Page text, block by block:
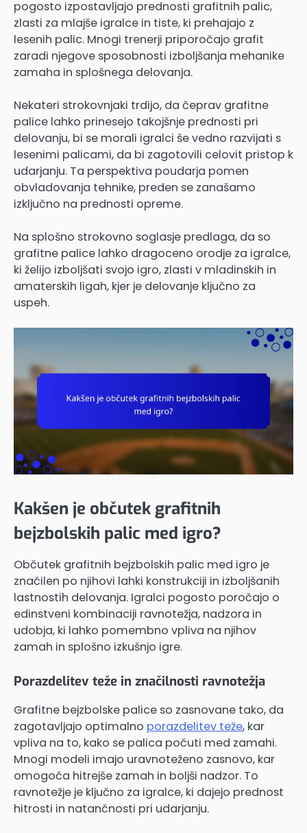
pogosto izpostavljajo prednosti grafitnih palic,
zlasti za mlajše igralce in tiste, ki prehajajo z
lesenih palic. Mnogi trenerji priporočajo grafit
zaradi njegove sposobnosti izboljšanja mehanike
zamaha in splošnega delovanja.
Nekateri strokovnjaki trdijo, da čeprav grafitne
palice lahko prinesejo takojšnje prednosti pri
delovanju, bi se morali igralci še vedno razvijati s
lesenimi palicami, da bi zagotovili celovit pristop k
udarjanju. Ta perspektiva poudarja pomen
obvladovanja tehnike, preden se zanašamo
izključno na prednosti opreme.
Na splošno strokovno soglasje predlaga, da so
grafitne palice lahko dragoceno orodje za igralce,
ki želijo izboljšati svojo igro, zlasti v mladinskih in
amaterskih ligah, kjer je delovanje ključno za
uspeh.
Kakšen je občutek grafitnih
bejzbolskih palic med igro?
Občutek grafitnih bejzbolskih palic med igro je
značilen po njihovi lahki konstrukciji in izboljšanih
lastnostih delovanja. Igralci pogosto poročajo o
edinstveni kombinaciji ravnotežja, nadzora in
udobja, ki lahko pomembno vpliva na njihov
zamah in splošno izkušnjo igre.
Porazdelitev teže in značilnosti ravnotežja
Grafitne bejzbolske palice so zasnovane tako, da
zagotavljajo optimalno porazdelitev teže, kar
vpliva na to, kako se palica počuti med zamahi.
Mnogi modeli imajo uravnoteženo zasnovo, kar
omogoča hitrejše zamah in boljši nadzor. To
ravnotežje je ključno za igralce, ki dajejo prednost
hitrosti in natančnosti pri udarjanju.